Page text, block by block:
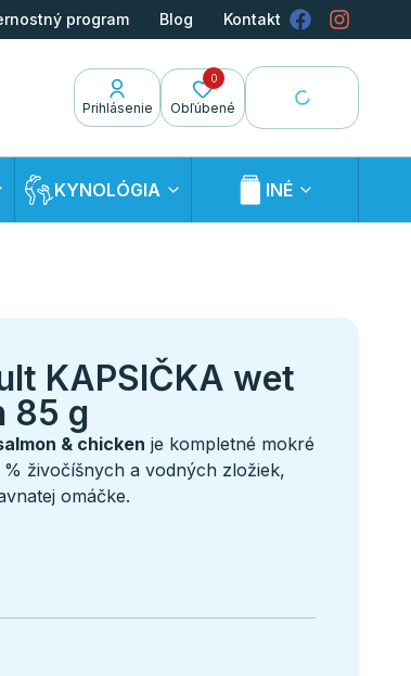
program Blog Kontakt
Prihlásenie
0
Obľúbené
KYNOLÓGIA INÉ
KAPSIČKA wet
85 g
& chicken je kompletné mokré
živočíšnych a vodných zložiek,
omáčke.